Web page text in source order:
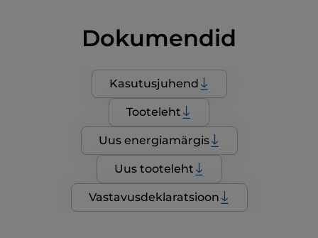
Dokumendid
Kasutusjuhend
Tooteleht
Uus energiamärgis
Uus tooteleht
Vastavusdeklaratsioon